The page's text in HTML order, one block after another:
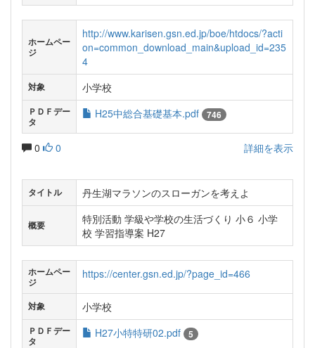
ホームペー
ジ
http://www.karisen.gsn.ed.jp/boe/htdocs/?acti
on=common_download_main&upload_id=235
4
対象 小学校
ＰＤＦデー
タ
H25中総合基礎基本.pdf 746
0 0 詳細を表示
タイトル 丹生湖マラソンのスローガンを考えよ
概要
特別活動 学級や学校の生活づくり 小６ 小学
校 学習指導案 H27
ホームペー
ジ
https://center.gsn.ed.jp/?page_id=466
対象 小学校
ＰＤＦデー
タ
H27小特特研02.pdf 5